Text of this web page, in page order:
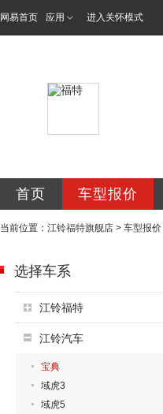
网易首页 应用 进入关怀模式
首页 车型报价
当前位置： 江铃福特旗舰店 > 车型报价
选择车系
江铃福特
江铃汽车
宝典
域虎3
域虎5